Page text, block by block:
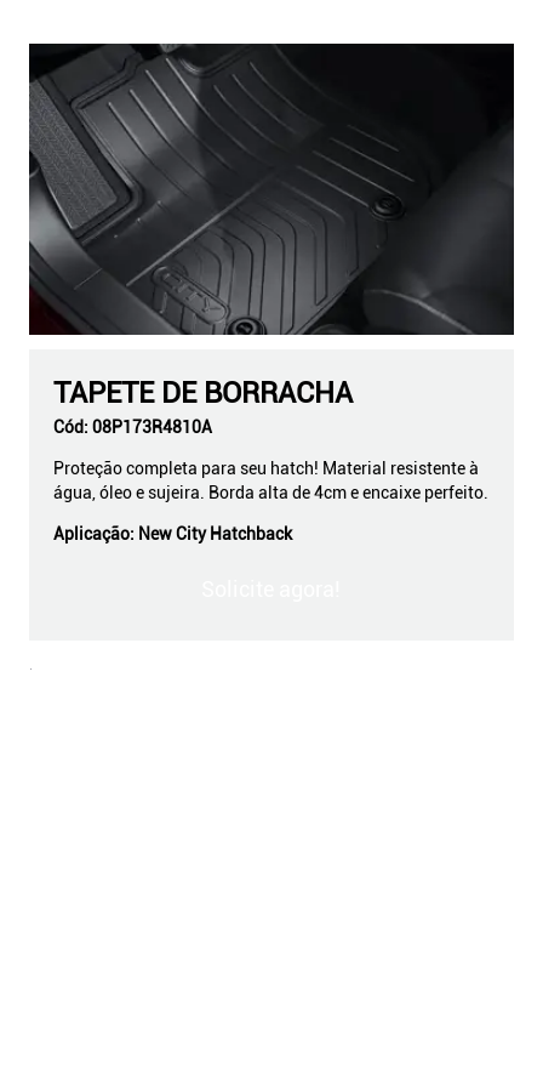
TAPETE DE BORRACHA
Cód: 08P173R4810A
Proteção completa para seu hatch! Material resistente à
água, óleo e sujeira. Borda alta de 4cm e encaixe perfeito.
Aplicação: New City Hatchback
.